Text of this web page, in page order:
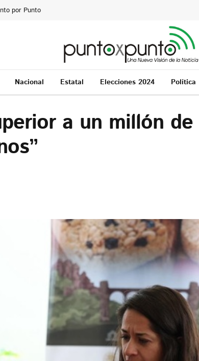
por Punto
Nacional Estatal Elecciones 2024 Política
a un millón